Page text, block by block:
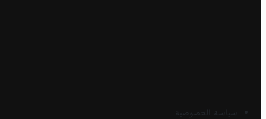
سياسة الخصوصية